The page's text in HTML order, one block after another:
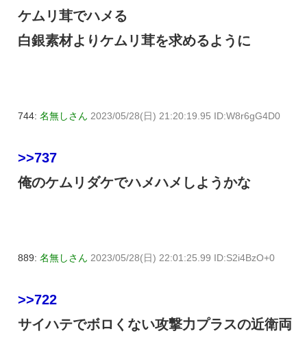
ケムリ茸でハメる
白銀素材よりケムリ茸を求めるように
744: 名無しさん 2023/05/28(日) 21:20:19.95 ID:W8r6gG4D0
>>737
俺のケムリダケでハメハメしようかな
889: 名無しさん 2023/05/28(日) 22:01:25.99 ID:S2i4BzO+0
>>722
サイハテでボロくない攻撃力プラスの近衛両